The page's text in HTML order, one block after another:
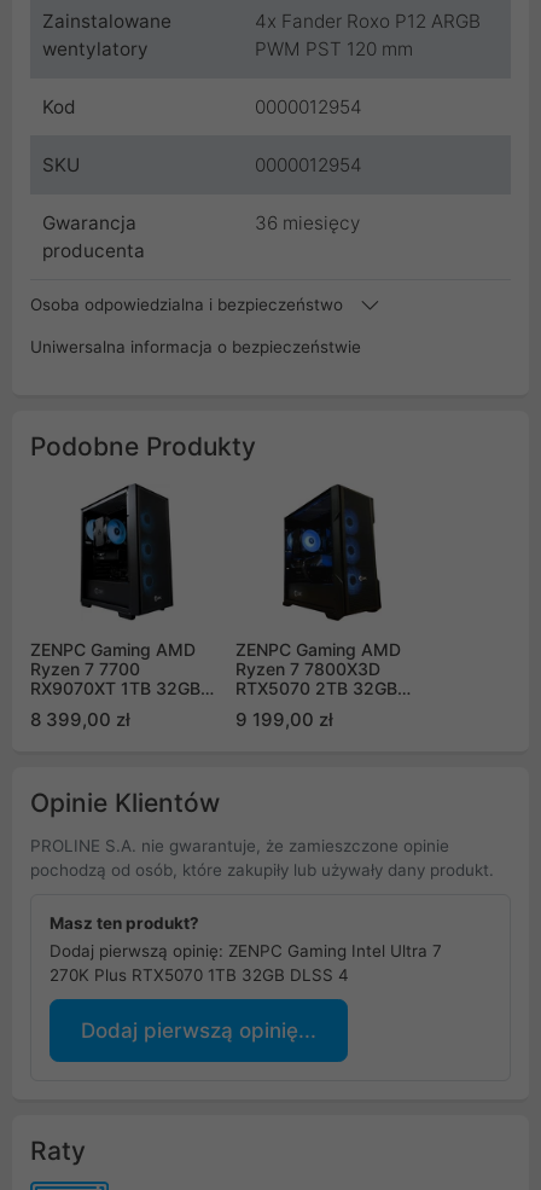
Zainstalowane
wentylatory
4x Fander Roxo P12 ARGB
PWM PST 120 mm
Kod 0000012954
SKU 0000012954
Gwarancja
producenta
36 miesięcy
Osoba odpowiedzialna i bezpieczeństwo
Uniwersalna informacja o bezpieczeństwie
Podobne Produkty
ZENPC Gaming AMD
Ryzen 7 7700
RX9070XT 1TB 32GB
8 399,00 zł
ZENPC Gaming AMD
Ryzen 7 7800X3D
RTX5070 2TB 32GB
9 199,00 zł
Opinie Klientów
PROLINE S.A. nie gwarantuje, że zamieszczone opinie
pochodzą od osób, które zakupiły lub używały dany produkt.
Masz ten produkt?
Dodaj pierwszą opinię: ZENPC Gaming Intel Ultra 7
270K Plus RTX5070 1TB 32GB DLSS 4
Dodaj pierwszą opinię...
Raty